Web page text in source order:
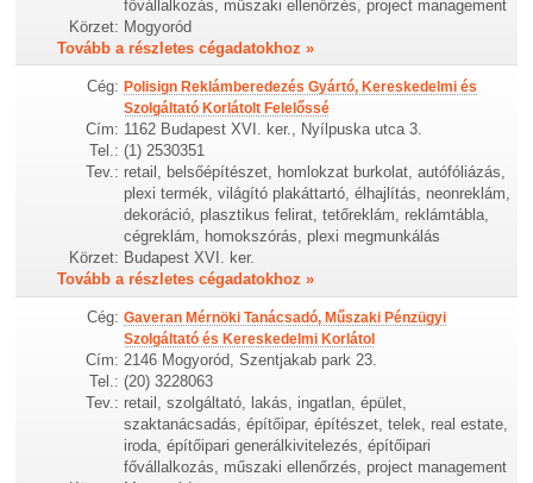
fővállalkozás, műszaki ellenőrzés, project management
Körzet: Mogyoród
Tovább a részletes cégadatokhoz »
Cég: Polisign Reklámberedezés Gyártó, Kereskedelmi és
Szolgáltató Korlátolt Felelőssé
Cím: 1162 Budapest XVI. ker., Nyílpuska utca 3.
Tel.: (1) 2530351
Tev.: retail, belsőépítészet, homlokzat burkolat, autófóliázás,
plexi termék, világító plakáttartó, élhajlítás, neonreklám,
dekoráció, plasztikus felirat, tetőreklám, reklámtábla,
cégreklám, homokszórás, plexi megmunkálás
Körzet: Budapest XVI. ker.
Tovább a részletes cégadatokhoz »
Cég: Gaveran Mérnöki Tanácsadó, Műszaki Pénzügyi
Szolgáltató és Kereskedelmi Korlátol
Cím: 2146 Mogyoród, Szentjakab park 23.
Tel.: (20) 3228063
Tev.: retail, szolgáltató, lakás, ingatlan, épület,
szaktanácsadás, építőipar, építészet, telek, real estate,
iroda, építőipari generálkivitelezés, építőipari
fővállalkozás, műszaki ellenőrzés, project management